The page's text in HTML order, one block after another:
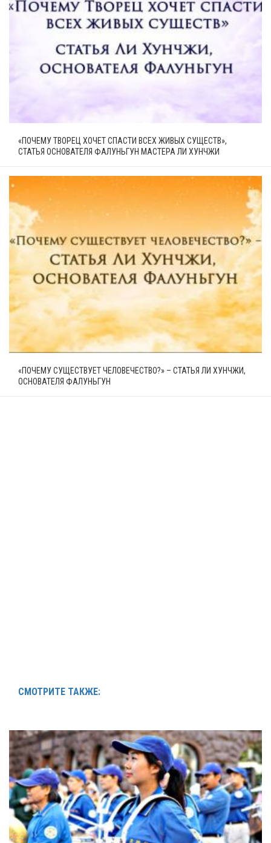
«ПОЧЕМУ ТВОРЕЦ ХОЧЕТ СПАСТИ ВСЕХ ЖИВЫХ СУЩЕСТВ»,
СТАТЬЯ ОСНОВАТЕЛЯ ФАЛУНЬГУН МАСТЕРА ЛИ ХУНЧЖИ
«ПОЧЕМУ СУЩЕСТВУЕТ ЧЕЛОВЕЧЕСТВО?» – СТАТЬЯ ЛИ ХУНЧЖИ,
ОСНОВАТЕЛЯ ФАЛУНЬГУН
СМОТРИТЕ ТАКЖЕ: